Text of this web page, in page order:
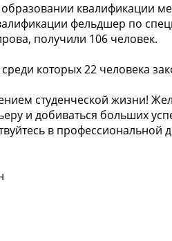
квалификации
фельдшер по
получили 106 человек.
которых 22 человека
студенческой жизни!
и добиваться больших
в профессиональной